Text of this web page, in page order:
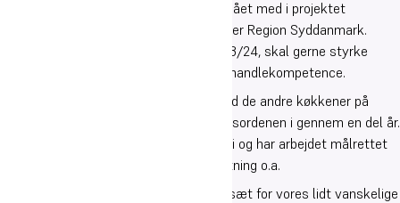
af mål og indsatser er kostgymnasiet gået med i projektet
“Klimamålinger og klimahandlinger” under Region Syddanmark.
Projektet, som afvikles i skoleåret 2023/24, skal gerne styrke
arbejdet med elevernes bevidsthed og handlekompetence.
Gymnasiets køkkener har, sammen med de andre køkkener på
Oure, arbejdet med bæredygtighedsdagsordenen i gennem en del år.
Oure Spisehus har guldmærket i økologi og har arbejdet målrettet
med reduktion af madspild, klimabelastning o.a.
Spisehuset er derfor et godt, stærkt afsæt for vores lidt vanskelige